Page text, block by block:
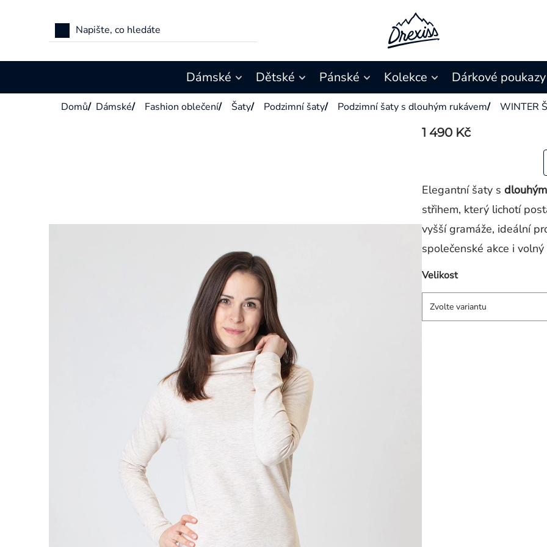
Dámské Dětské Pánské Kolekce Dárkové poukazy
Domů/ Dámské/ Fashion oblečení/ Šaty/ Podzimní šaty/ Podzimní šaty s dlouhým rukávem/ WINTER
1 490 Kč
Velikost
Elegantní šaty s
střihem, který lichotí
vyšší gramáže, ideální
společenské akce i volný